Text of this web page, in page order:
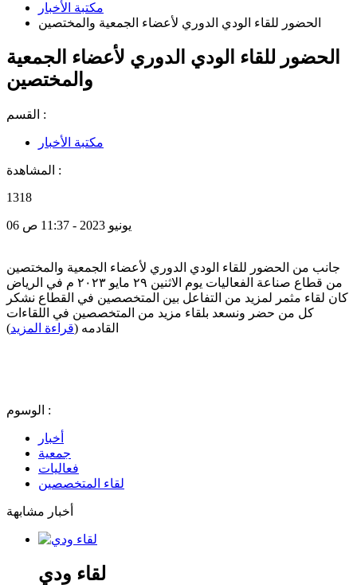
مكتبة الأخبار
الحضور للقاء الودي الدوري لأعضاء الجمعية والمختصين
الحضور للقاء الودي الدوري لأعضاء الجمعية
والمختصين
القسم :
مكتبة الأخبار
المشاهدة :
1318
06 يونيو 2023 - 11:37 ص
جانب من الحضور للقاء الودي الدوري لأعضاء الجمعية والمختصين
من قطاع صناعة الفعاليات يوم الاثنين ٢٩ مايو ٢٠٢٣ م في الرياض
كان لقاء مثمر لمزيد من التفاعل بين المتخصصين في القطاع نشكر
كل من حضر ونسعد بلقاء مزيد من المتخصصين في اللقاءات
القادمه (قراءة المزيد)
الوسوم :
أخبار
جمعية
فعاليات
لقاء المتخصصين
أخبار مشابهة
لقاء ودي